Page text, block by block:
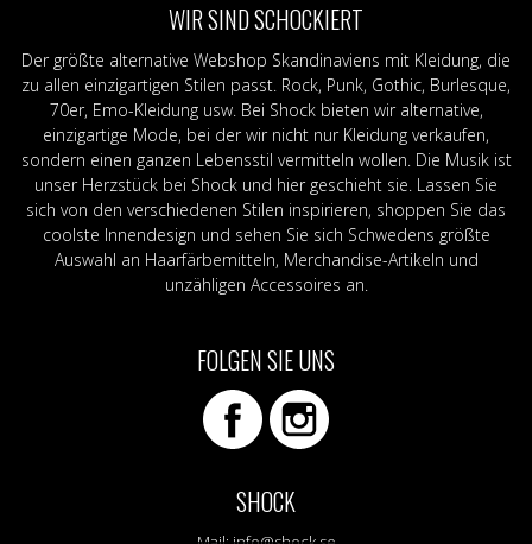
WIR SIND SCHOCKIERT
Der größte alternative Webshop Skandinaviens mit Kleidung, die
zu allen einzigartigen Stilen passt. Rock, Punk, Gothic, Burlesque,
70er, Emo-Kleidung usw. Bei Shock bieten wir alternative,
einzigartige Mode, bei der wir nicht nur Kleidung verkaufen,
sondern einen ganzen Lebensstil vermitteln wollen. Die Musik ist
unser Herzstück bei Shock und hier geschieht sie. Lassen Sie
sich von den verschiedenen Stilen inspirieren, shoppen Sie das
coolste Innendesign und sehen Sie sich Schwedens größte
Auswahl an Haarfärbemitteln, Merchandise-Artikeln und
unzähligen Accessoires an.
FOLGEN SIE UNS
SHOCK